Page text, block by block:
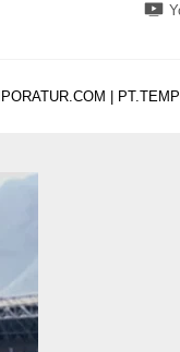
|